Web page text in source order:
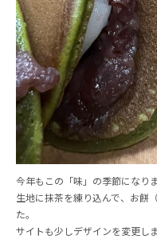
今年もこの「味」の季節になりま
生地に抹茶を練り込んで、お餅
た。
サイトも少しデザインを変更しま